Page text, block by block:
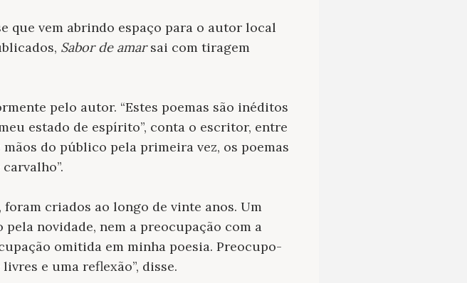
que vem abrindo espaço para o autor local
Sabor de amarsai com tiragem
pelo autor. “Estes poemas são inéditos
estado de espírito”, conta o escritor, entre
do público pela primeira vez, os poemas
criados ao longo de vinte anos. Um
novidade, nem a preocupação com a
omitida em minha poesia. Preocupo-
e uma reflexão”, disse.